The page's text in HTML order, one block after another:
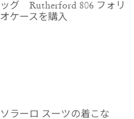
ッグ Rutherford 806 フォリ
オケースを購入
ソラーロ スーツの着こな